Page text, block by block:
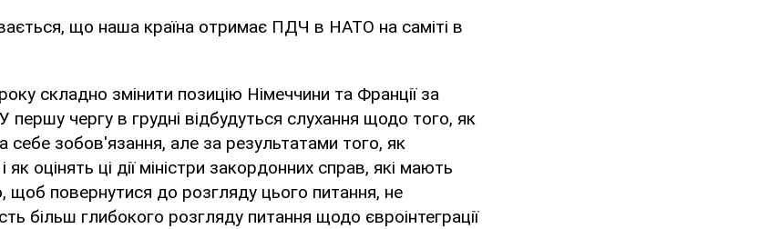
що наша країна отримає ПДЧ в НАТО на саміті в
складно змінити позицію Німеччини та Франції за
першу чергу в грудні відбудуться слухання щодо того, як
себе зобов'язання, але за результатами того, як
як оцінять ці дії міністри закордонних справ, які мають
щоб повернутися до розгляду цього питання, не
більш глибокого розгляду питання щодо євроінтеграції